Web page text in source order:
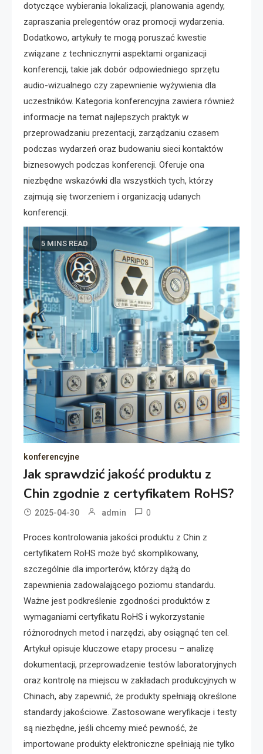
dotyczące wybierania lokalizacji, planowania agendy,
zapraszania prelegentów oraz promocji wydarzenia.
Dodatkowo, artykuły te mogą poruszać kwestie
związane z technicznymi aspektami organizacji
konferencji, takie jak dobór odpowiedniego sprzętu
audio-wizualnego czy zapewnienie wyżywienia dla
uczestników. Kategoria konferencyjna zawiera również
informacje na temat najlepszych praktyk w
przeprowadzaniu prezentacji, zarządzaniu czasem
podczas wydarzeń oraz budowaniu sieci kontaktów
biznesowych podczas konferencji. Oferuje ona
niezbędne wskazówki dla wszystkich tych, którzy
zajmują się tworzeniem i organizacją udanych
konferencji.
5 MINS READ
konferencyjne
Jak sprawdzić jakość produktu z
Chin zgodnie z certyfikatem RoHS?
2025-04-30 admin 0
Proces kontrolowania jakości produktu z Chin z
certyfikatem RoHS może być skomplikowany,
szczególnie dla importerów, którzy dążą do
zapewnienia zadowalającego poziomu standardu.
Ważne jest podkreślenie zgodności produktów z
wymaganiami certyfikatu RoHS i wykorzystanie
różnorodnych metod i narzędzi, aby osiągnąć ten cel.
Artykuł opisuje kluczowe etapy procesu – analizę
dokumentacji, przeprowadzenie testów laboratoryjnych
oraz kontrolę na miejscu w zakładach produkcyjnych w
Chinach, aby zapewnić, że produkty spełniają określone
standardy jakościowe. Zastosowane weryfikacje i testy
są niezbędne, jeśli chcemy mieć pewność, że
importowane produkty elektroniczne spełniają nie tylko